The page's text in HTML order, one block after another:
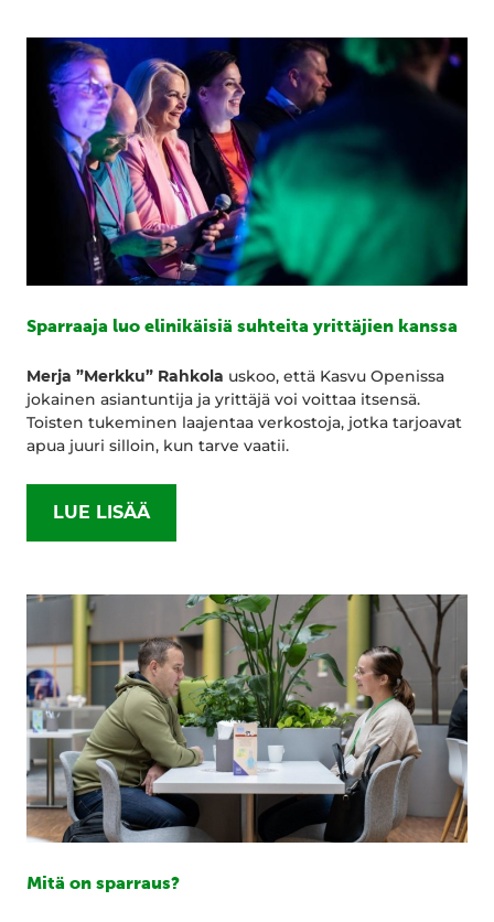
Sparraaja luo elinikäisiä suhteita yrittäjien kanssa
Merja ”Merkku” Rahkola uskoo, että Kasvu Openissa
jokainen asiantuntija ja yrittäjä voi voittaa itsensä.
Toisten tukeminen laajentaa verkostoja, jotka tarjoavat
apua juuri silloin, kun tarve vaatii.
LUE LISÄÄ
Mitä on sparraus?